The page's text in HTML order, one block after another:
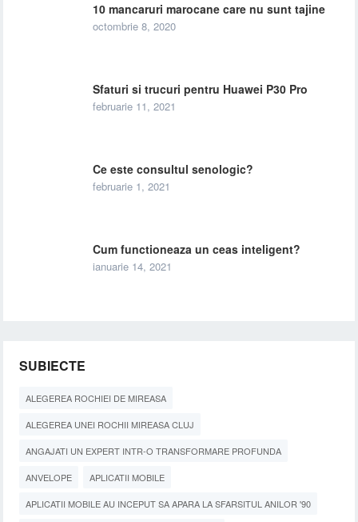
10 mancaruri marocane care nu sunt tajine
octombrie 8, 2020
Sfaturi si trucuri pentru Huawei P30 Pro
februarie 11, 2021
Ce este consultul senologic?
februarie 1, 2021
Cum functioneaza un ceas inteligent?
ianuarie 14, 2021
SUBIECTE
ALEGEREA ROCHIEI DE MIREASA
ALEGEREA UNEI ROCHII MIREASA CLUJ
ANGAJATI UN EXPERT INTR-O TRANSFORMARE PROFUNDA
ANVELOPE APLICATII MOBILE
APLICATII MOBILE AU INCEPUT SA APARA LA SFARSITUL ANILOR '90